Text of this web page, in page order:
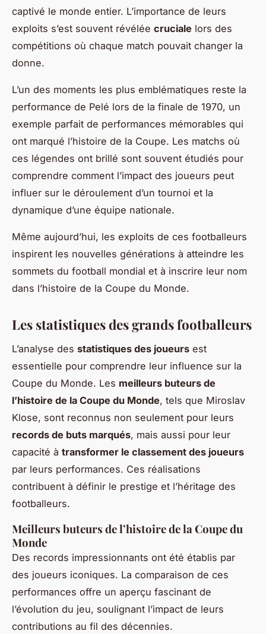
captivé le monde entier. L’importance de leurs
exploits s’est souvent révélée cruciale lors des
compétitions où chaque match pouvait changer la
donne.
L’un des moments les plus emblématiques reste la
performance de Pelé lors de la finale de 1970, un
exemple parfait de performances mémorables qui
ont marqué l’histoire de la Coupe. Les matchs où
ces légendes ont brillé sont souvent étudiés pour
comprendre comment l’impact des joueurs peut
influer sur le déroulement d’un tournoi et la
dynamique d’une équipe nationale.
Même aujourd’hui, les exploits de ces footballeurs
inspirent les nouvelles générations à atteindre les
sommets du football mondial et à inscrire leur nom
dans l’histoire de la Coupe du Monde.
Les statistiques des grands footballeurs
L’analyse des statistiques des joueurs est
essentielle pour comprendre leur influence sur la
Coupe du Monde. Les meilleurs buteurs de
l’histoire de la Coupe du Monde, tels que Miroslav
Klose, sont reconnus non seulement pour leurs
records de buts marqués, mais aussi pour leur
capacité à transformer le classement des joueurs
par leurs performances. Ces réalisations
contribuent à définir le prestige et l’héritage des
footballeurs.
Meilleurs buteurs de l’histoire de la Coupe du
Monde
Des records impressionnants ont été établis par
des joueurs iconiques. La comparaison de ces
performances offre un aperçu fascinant de
l’évolution du jeu, soulignant l’impact de leurs
contributions au fil des décennies.